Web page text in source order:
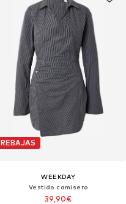
REBAJAS
WEEKDAY
Vestido camisero
39,90€